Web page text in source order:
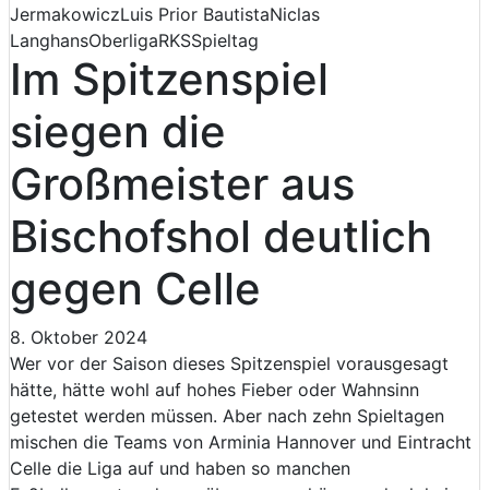
JermakowiczLuis Prior BautistaNiclas
LanghansOberligaRKSSpieltag
Im Spitzenspiel
siegen die
Großmeister aus
Bischofshol deutlich
gegen Celle
8. Oktober 2024
Wer vor der Saison dieses Spitzenspiel vorausgesagt
hätte, hätte wohl auf hohes Fieber oder Wahnsinn
getestet werden müssen. Aber nach zehn Spieltagen
mischen die Teams von Arminia Hannover und Eintracht
Celle die Liga auf und haben so manchen